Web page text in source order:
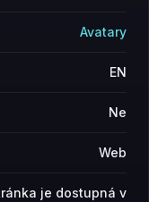
Avatary
EN
Ne
Web
je dostupná v